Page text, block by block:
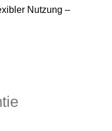
Nutzung –